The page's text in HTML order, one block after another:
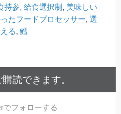
持参, 給食選択制 , 美味しい
たフードプロセッサー, 選
る, 鱈
読できます。
でフォローする